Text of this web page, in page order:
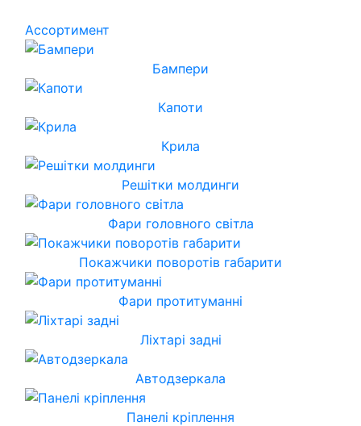
Ассортимент
Бампери
Капоти
Крила
Решітки молдинги
Фари головного світла
Покажчики поворотів габарити
Фари протитуманні
Ліхтарі задні
Автодзеркала
Панелі кріплення